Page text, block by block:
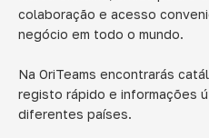
colaboração e acesso
negócio em todo o mundo.
Na OriTeams encontrarás
registo rápido e informações
diferentes países.